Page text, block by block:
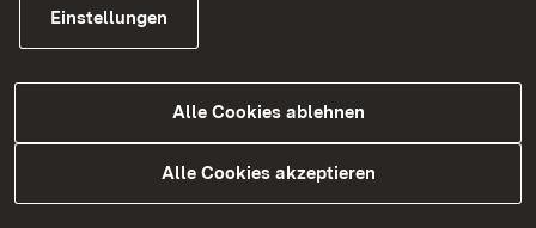
Einstellungen
Alle Cookies ablehnen
Alle Cookies akzeptieren